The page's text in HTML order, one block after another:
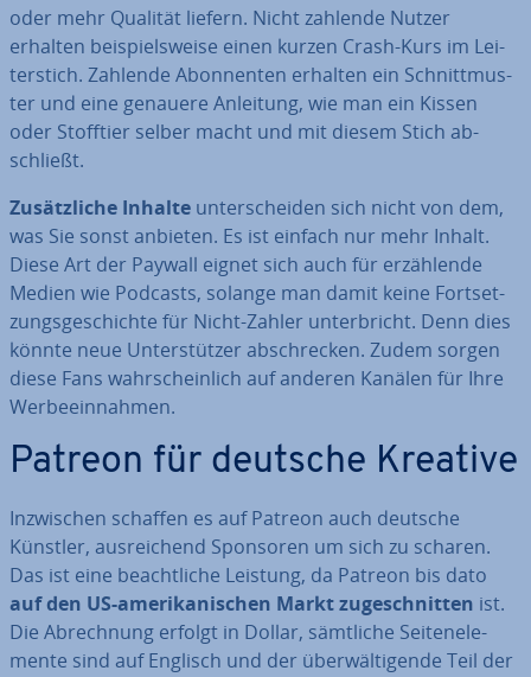
oder mehr Qualität liefern. Nicht zahlende Nutzer
erhalten bei­spiels­wei­se einen kurzen Crash-Kurs im Lei­
ter­stich. Zahlende Abon­nen­ten erhalten ein Schnitt­mus­
ter und eine genauere Anleitung, wie man ein Kissen
oder Stofftier selber macht und mit diesem Stich ab­
schließt.
Zu­sätz­li­che Inhalte un­ter­schei­den sich nicht von dem,
was Sie sonst anbieten. Es ist einfach nur mehr Inhalt.
Diese Art der Paywall eignet sich auch für er­zäh­len­de
Medien wie Podcasts, solange man damit keine Fort­set­
zungs­ge­schich­te für Nicht-Zahler un­ter­bricht. Denn dies
könnte neue Un­ter­stüt­zer ab­schre­cken. Zudem sorgen
diese Fans wahr­schein­lich auf anderen Kanälen für Ihre
Wer­be­ein­nah­men.
Patreon für deutsche Kreative
In­zwi­schen schaffen es auf Patreon auch deutsche
Künstler, aus­rei­chend Sponsoren um sich zu scharen.
Das ist eine be­acht­li­che Leistung, da Patreon bis dato
auf den US-ame­ri­ka­ni­schen Markt zu­ge­schnit­ten ist.
Die Ab­rech­nung erfolgt in Dollar, sämtliche Sei­ten­ele­
men­te sind auf Englisch und der über­wäl­ti­gen­de Teil der